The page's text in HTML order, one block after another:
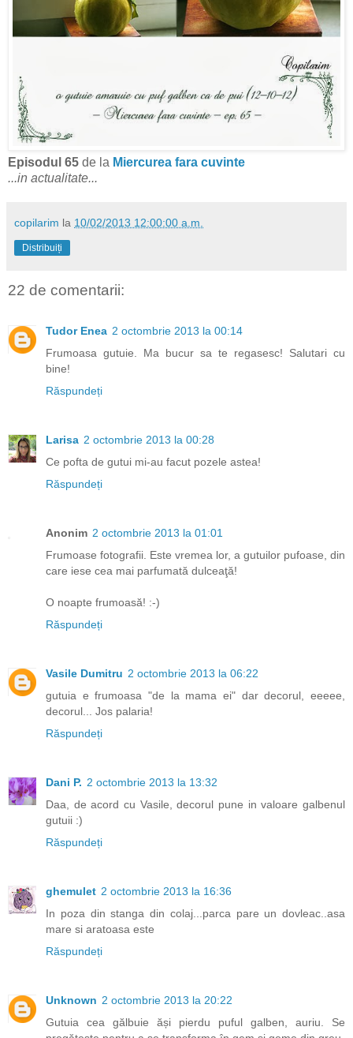
Episodul 65 de la Miercurea fara cuvinte
...in actualitate...
copilarim la 10/02/2013 12:00:00 a.m.
Distribuiți
22 de comentarii:
Tudor Enea 2 octombrie 2013 la 00:14
Frumoasa gutuie. Ma bucur sa te regasesc! Salutari cu
bine!
Răspundeți
Larisa 2 octombrie 2013 la 00:28
Ce pofta de gutui mi-au facut pozele astea!
Răspundeți
Anonim 2 octombrie 2013 la 01:01
Frumoase fotografii. Este vremea lor, a gutuilor pufoase, din
care iese cea mai parfumată dulceaţă!
O noapte frumoasă! :-)
Răspundeți
Vasile Dumitru 2 octombrie 2013 la 06:22
gutuia e frumoasa "de la mama ei" dar decorul, eeeee,
decorul... Jos palaria!
Răspundeți
Dani P. 2 octombrie 2013 la 13:32
Daa, de acord cu Vasile, decorul pune in valoare galbenul
gutuii :)
Răspundeți
ghemulet 2 octombrie 2013 la 16:36
In poza din stanga din colaj...parca pare un dovleac..asa
mare si aratoasa este
Răspundeți
Unknown 2 octombrie 2013 la 20:22
Gutuia cea gălbuie ăși pierdu puful galben, auriu. Se